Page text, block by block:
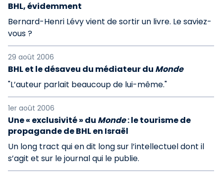
BHL, évidemment
Bernard-Henri Lévy vient de sortir un livre. Le saviez-
vous ?
29 août 2006
BHL et le désaveu du médiateur du Monde
"L’auteur parlait beaucoup de lui-même."
1er août 2006
Une « exclusivité » du Monde: le tourisme de
propagande de BHL en Israël
Un long tract qui en dit long sur l’intellectuel dont il
s’agit et sur le journal qui le publie.